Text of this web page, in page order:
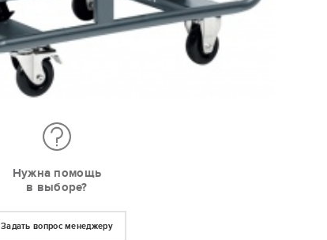
Нужна помощь
в выборе?
Задать вопрос менеджеру